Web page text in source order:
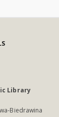
Library
Biedrawina